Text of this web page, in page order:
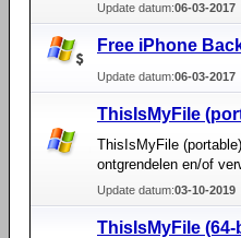
Update datum:06-03-2017
Free iPhone
Update datum:06-03-2017
ThisIsMyFile
ThisIsMyFile
ontgrendelen en/of
Update datum:03-10-2019
ThisIsMyFile